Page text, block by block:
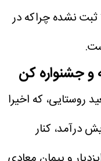
ثبت نشده چراکه در
و جشنواره کن
روستایی، که اخیرا
هم به نمایش درآمد، کنار